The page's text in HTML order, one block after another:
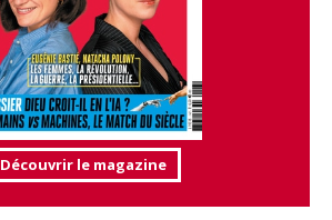
Découvrir le magazine